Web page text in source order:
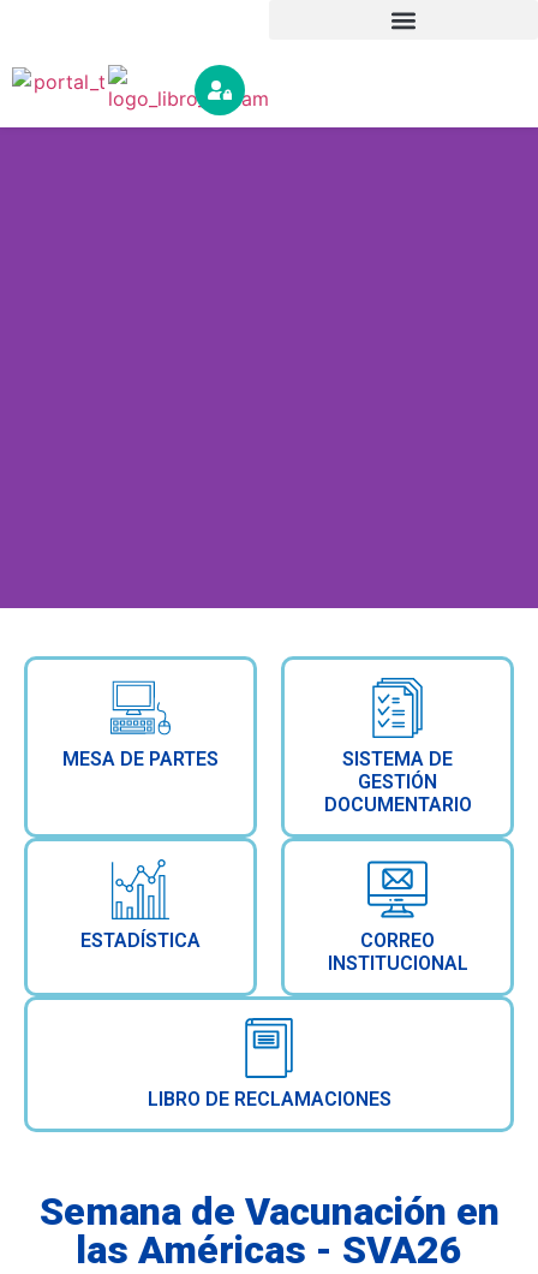
Bienvenidos a la
Red de Salud
Ver mas
MESA DE PARTES
SISTEMA DE
GESTIÓN
DOCUMENTARIO
ESTADÍSTICA
CORREO
INSTITUCIONAL
LIBRO DE RECLAMACIONES
Semana de Vacunación en
las Américas - SVA26